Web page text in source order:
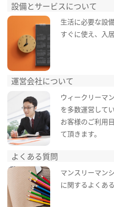
設備とサービスについて
生活に必要な設
すぐに使え、入
運営会社について
ウィークリーマ
を多数運営してい
お客様のご利用
て頂きます。
よくある質問
マンスリーマン
に関するよくあ